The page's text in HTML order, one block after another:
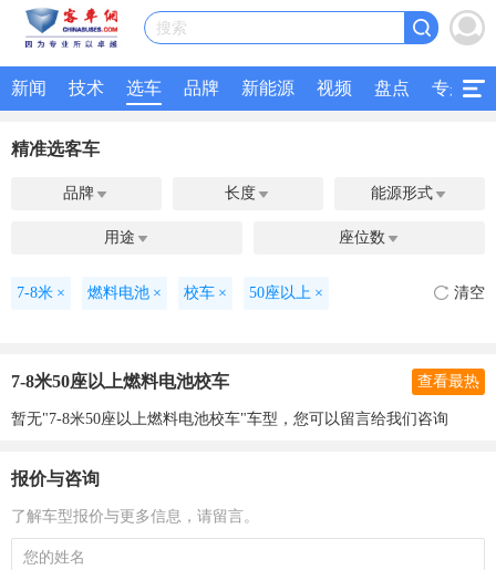
搜索
新闻 技术 选车 品牌 新能源 视频 盘点 专题
精准选客车
品牌  长度  能源形式 
用途  座位数 
7-8米 × 燃料电池 × 校车 × 50座以上 × 清空
7-8米50座以上燃料电池校车 查看最热
暂无"7-8米50座以上燃料电池校车"车型，您可以留言给我们咨询
报价与咨询
了解车型报价与更多信息，请留言。